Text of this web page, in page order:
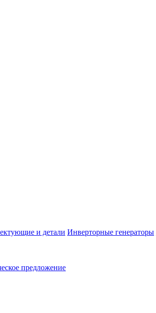
и детали Инверторные генераторы
предложение